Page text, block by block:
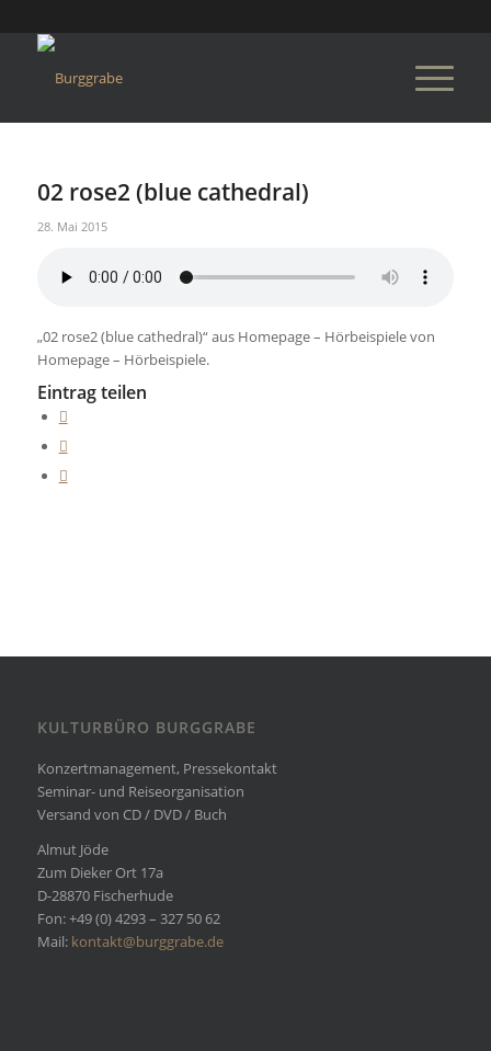
02 rose2 (blue cathedral)
28. Mai 2015
„02 rose2 (blue cathedral)“ aus Homepage – Hörbeispiele von
Homepage – Hörbeispiele.
Eintrag teilen
KULTURBÜRO BURGGRABE
Konzertmanagement, Pressekontakt
Seminar- und Reiseorganisation
Versand von CD / DVD / Buch
Almut Jöde
Zum Dieker Ort 17a
D-28870 Fischerhude
Fon: +49 (0) 4293 – 327 50 62
Mail: kontakt@burggrabe.de